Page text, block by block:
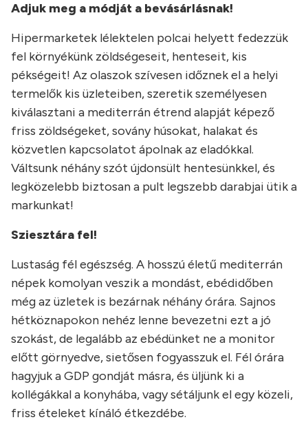
Adjuk meg a módját a bevásárlásnak!
Hipermarketek lélektelen polcai helyett fedezzük
fel környékünk zöldségeseit, henteseit, kis
pékségeit! Az olaszok szívesen időznek el a helyi
termelők kis üzleteiben, szeretik személyesen
kiválasztani a mediterrán étrend alapját képező
friss zöldségeket, sovány húsokat, halakat és
közvetlen kapcsolatot ápolnak az eladókkal.
Váltsunk néhány szót újdonsült hentesünkkel, és
legközelebb biztosan a pult legszebb darabjai ütik a
markunkat!
Sziesztára fel!
Lustaság fél egészség. A hosszú életű mediterrán
népek komolyan veszik a mondást, ebédidőben
még az üzletek is bezárnak néhány órára. Sajnos
hétköznapokon nehéz lenne bevezetni ezt a jó
szokást, de legalább az ebédünket ne a monitor
előtt görnyedve, sietősen fogyasszuk el. Fél órára
hagyjuk a GDP gondját másra, és üljünk ki a
kollégákkal a konyhába, vagy sétáljunk el egy közeli,
friss ételeket kínáló étkezdébe.